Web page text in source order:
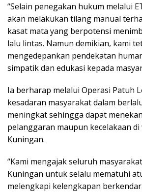
“Selain penegakan hukum melalui
akan melakukan tilang manual
kasat mata yang berpotensi
lalu lintas. Namun demikian, kami
mengedepankan pendekatan
simpatik dan edukasi kepada
Ia berharap melalui Operasi Patuh
kesadaran masyarakat dalam
meningkat sehingga dapat
pelanggaran maupun kecelakaan
Kuningan.
“Kami mengajak seluruh
Kuningan untuk selalu mematuhi
melengkapi kelengkapan